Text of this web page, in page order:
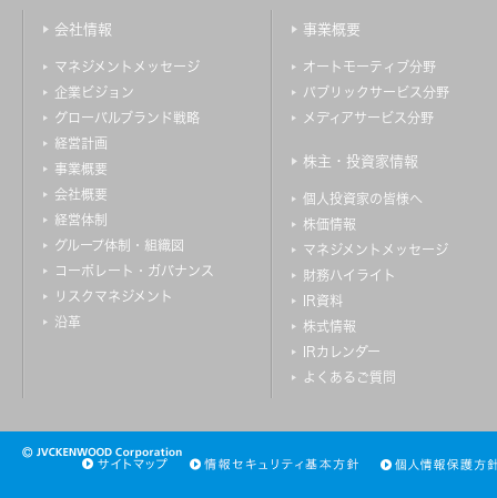
会社情報
マネジメントメッセージ
企業ビジョン
グローバルブランド戦略
経営計画
事業概要
会社概要
経営体制
グループ体制・組織図
コーポレート・ガバナンス
リスクマネジメント
沿革
事業概要
オートモーティブ分野
パブリックサービス分野
メディアサービス分野
株主・投資家情報
個人投資家の皆様へ
株価情報
マネジメントメッセージ
財務ハイライト
IR資料
株式情報
IRカレンダー
よくあるご質問